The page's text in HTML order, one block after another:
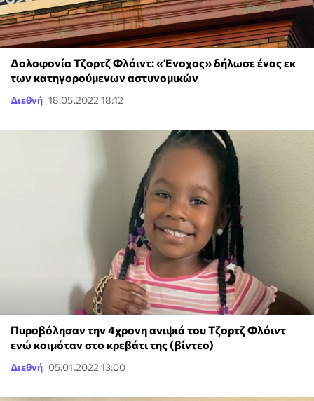
Δολοφονία Τζορτζ Φλόιντ: «Ένοχος» δήλωσε ένας εκ
των κατηγορούμενων αστυνομικών
Διεθνή 18.05.2022 18:12
Πυροβόλησαν την 4χρονη ανιψιά του Τζορτζ Φλόιντ
ενώ κοιμόταν στο κρεβάτι της (βίντεο)
Διεθνή 05.01.2022 13:00